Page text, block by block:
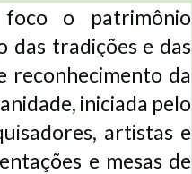
o patrimônio
das tradições e das
reconhecimento da
iniciada pelo
artistas e
e mesas de